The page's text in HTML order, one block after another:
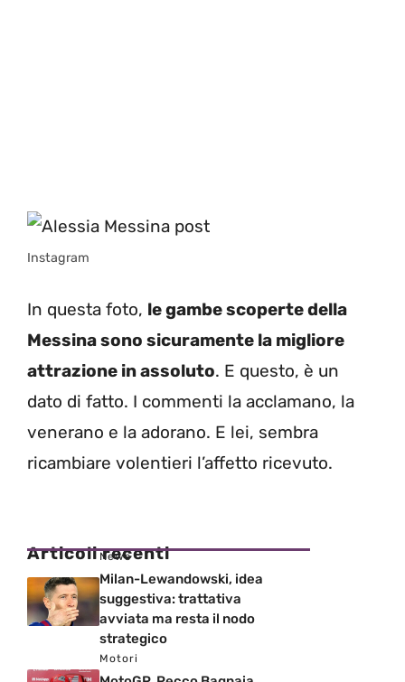
Instagram
In questa foto, le gambe scoperte della
Messina sono sicuramente la migliore
attrazione in assoluto. E questo, è un
dato di fatto. I commenti la acclamano, la
venerano e la adorano. E lei, sembra
ricambiare volentieri l’affetto ricevuto.
Articoli recenti
News
Milan-Lewandowski, idea
suggestiva: trattativa
avviata ma resta il nodo
strategico
Motori